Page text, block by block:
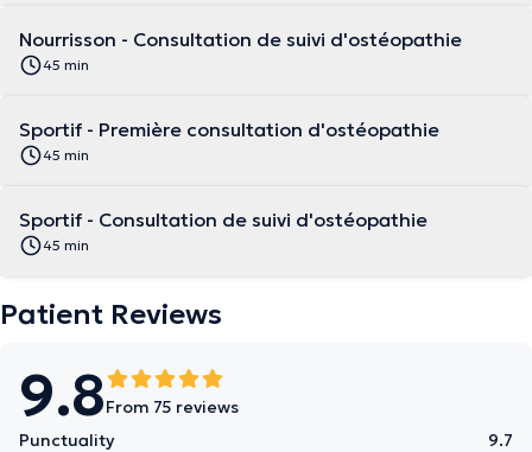
Nourrisson - Consultation de suivi d'ostéopathie
45 min
Sportif - Première consultation d'ostéopathie
45 min
Sportif - Consultation de suivi d'ostéopathie
45 min
Patient Reviews
9.8From 75 reviews
Punctuality
9.7